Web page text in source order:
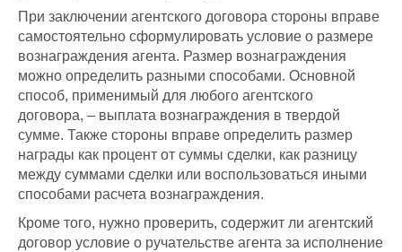
При заключении агентского договора стороны вправе
самостоятельно сформулировать условие о размере
вознаграждения агента. Размер вознаграждения
можно определить разными способами. Основной
способ, применимый для любого агентского
договора, – выплата вознаграждения в твердой
сумме. Также стороны вправе определить размер
награды как процент от суммы сделки, как разницу
между суммами сделки или воспользоваться иными
способами расчета вознаграждения.
Кроме того, нужно проверить, содержит ли агентский
договор условие о ручательстве агента за исполнение